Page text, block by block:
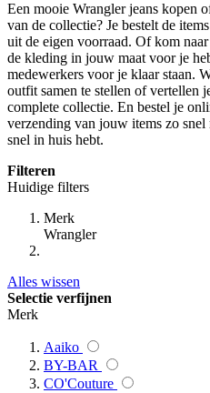
Een mooie Wrangler jeans kopen
van de collectie? Je bestelt de
uit de eigen voorraad. Of kom
de kleding in jouw maat voor je
medewerkers voor je klaar staan.
outfit samen te stellen of vertellen
complete collectie. En bestel je
verzending van jouw items zo
snel in huis hebt.
Filteren
Huidige filters
Merk
Wrangler
Alles wissen
Selectie verfijnen
Merk
Aaiko
BY-BAR
CO'Couture